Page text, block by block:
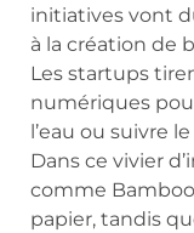
initiatives vont
à la création de
Les startups
numériques
l’eau ou suivre
Dans ce vivier
comme
papier, tandis